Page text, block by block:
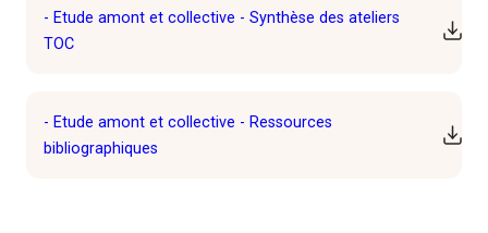
- Etude amont et collective - Synthèse des ateliers
TOC
- Etude amont et collective - Ressources
bibliographiques